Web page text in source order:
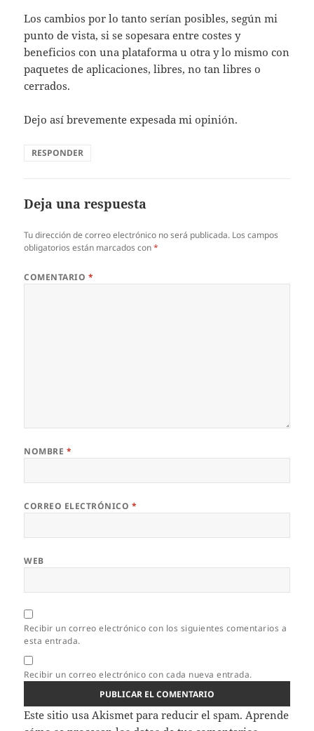
Los cambios por lo tanto serían posibles, según mi
punto de vista, si se sopesara entre costes y
beneficios con una plataforma u otra y lo mismo con
paquetes de aplicaciones, libres, no tan libres o
cerrados.
Dejo así brevemente expesada mi opinión.
RESPONDER
Deja una respuesta
Tu dirección de correo electrónico no será publicada. Los campos
obligatorios están marcados con*
COMENTARIO *
NOMBRE *
CORREO ELECTRÓNICO *
WEB
Recibir un correo electrónico con los siguientes comentarios a
esta entrada.
Recibir un correo electrónico con cada nueva entrada.
Este sitio usa Akismet para reducir el spam.Aprende